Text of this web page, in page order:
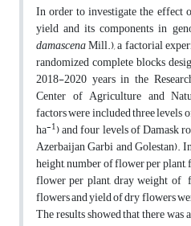
In order to investigate the effect
yield and its components in
damascenaMill.),a factorial
randomized complete blocks
2018-2020 years in the
Center of Agriculture and
factors were included three levels
ha-1) and four levels of Damask
Azerbaijan Garbi and Golestan).
height, number of flower per
flower per plant, dray weight of
flowers and yield of dry flowers
The results showed that there